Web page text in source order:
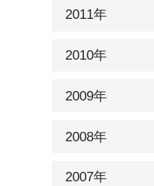
2011年
2010年
2009年
2008年
2007年